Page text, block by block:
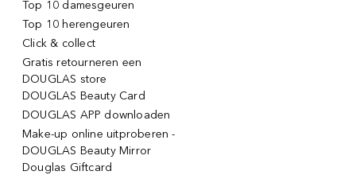
Top 10 damesgeuren
Top 10 herengeuren
Click & collect
Gratis retourneren een
DOUGLAS store
DOUGLAS Beauty Card
DOUGLAS APP downloaden
Make-up online uitproberen -
DOUGLAS Beauty Mirror
Douglas Giftcard